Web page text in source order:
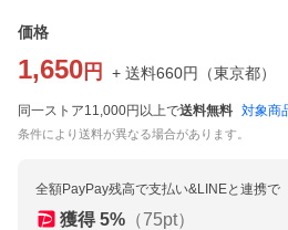
価格
1,650 円 + 送料660円 （東京都）
同一ストア11,000円以上で送料無料 対象商
条件により送料が異なる場合があります。
全額PayPay残高で支払い&LINEと連携で
獲得 5% （75pt）